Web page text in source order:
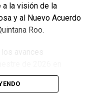
a la visión de la
y al Nuevo Acuerdo
Roo.
avances
cumplimiento de
del Sistema de